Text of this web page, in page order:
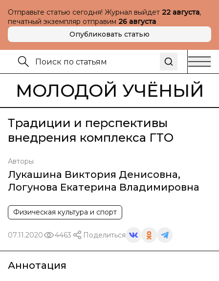
Отправьте статью сегодня! Журнал выйдет 22 августа,
печатный экземпляр отправим 26 августа
Опубликовать статью
МОЛОДОЙ УЧЁНЫЙ
Традиции и перспективы
внедрения комплекса ГТО
Авторы
Лукашина Виктория Денисовна,
Логунова Екатерина Владимировна
Физическая культура и спорт
07.11.2020 4463 Поделиться
Аннотация